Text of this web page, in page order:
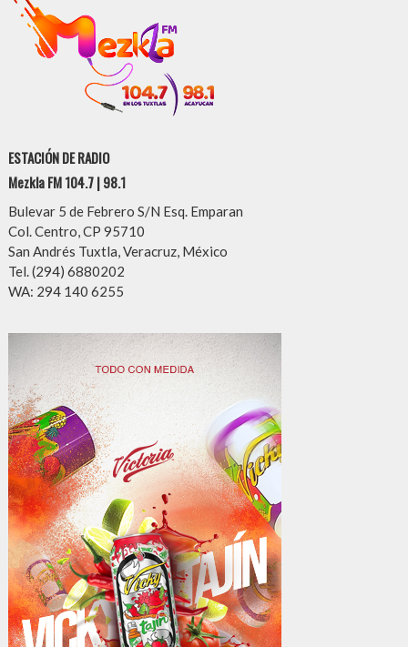
ESTACIÓN DE RADIO
Mezkla FM 104.7 | 98.1
Bulevar 5 de Febrero S/N Esq. Emparan
Col. Centro, CP 95710
San Andrés Tuxtla, Veracruz, México
Tel. (294) 6880202
WA: 294 140 6255